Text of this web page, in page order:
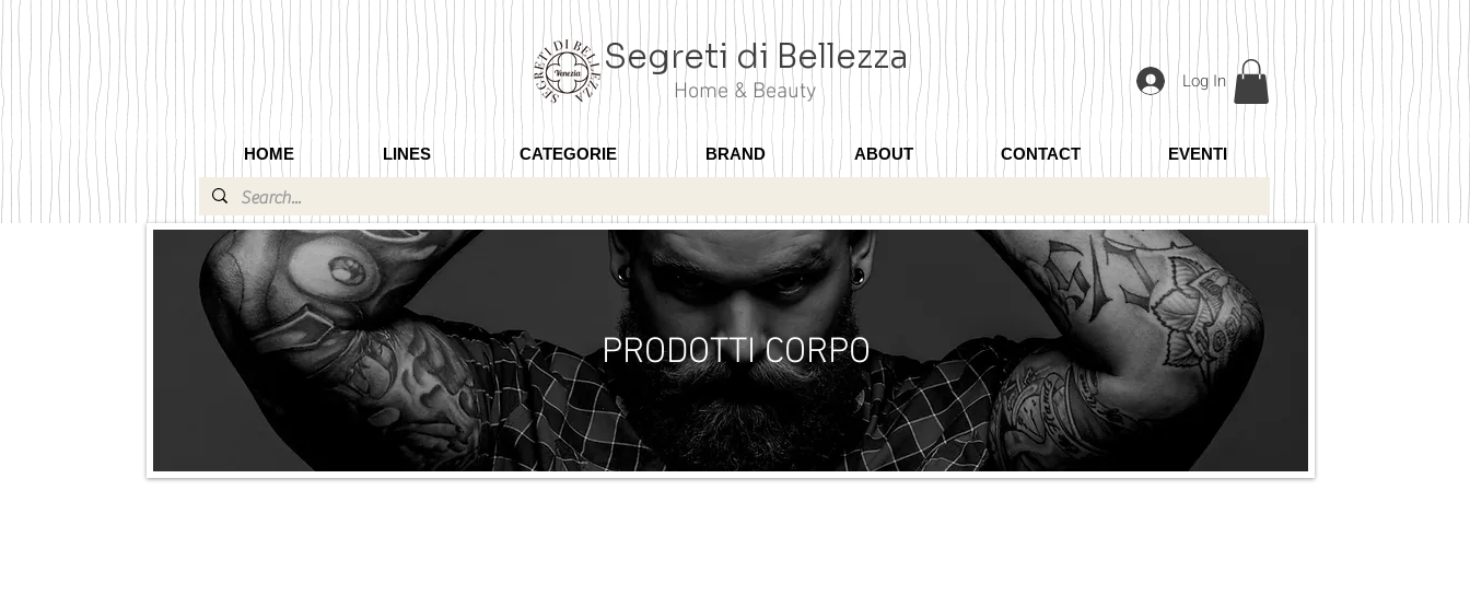
Segreti di Bellezza
Home & Beauty Log In
HOME LINES CATEGORIE BRAND ABOUT CONTACT EVENTI
PRODOTTI CORPO